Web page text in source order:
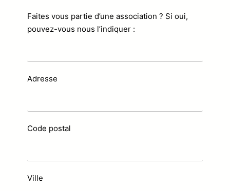
Faites vous partie d’une association ? Si oui,
pouvez-vous nous l’indiquer :
Adresse
Code postal
Ville